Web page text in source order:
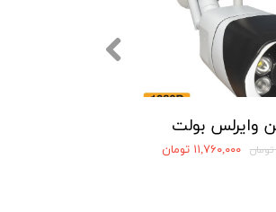
وایرلس بولت
۱۱,۷۶۰,۰۰۰ تومان